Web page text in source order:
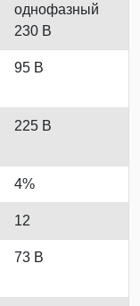
однофазный
230 В
95 В
225 В
4%
12
73 В